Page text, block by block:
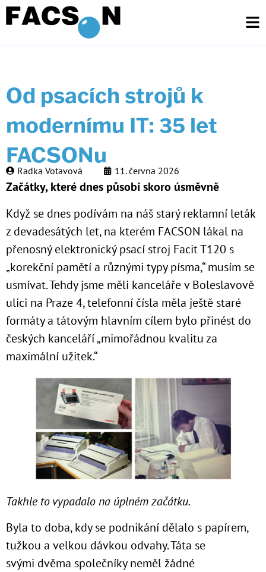
Od psacích strojů k
modernímu IT: 35 let
FACSONu
Radka Votavová 11. června 2026
Začátky, které dnes působí skoro úsměvně
Když se dnes podívám na náš starý reklamní leták
z devadesátých let, na kterém FACSON lákal na
přenosný elektronický psací stroj Facit T120 s
„korekční pamětí a různými typy písma,“ musím se
usmívat. Tehdy jsme měli kanceláře v Boleslavově
ulici na Praze 4, telefonní čísla měla ještě staré
formáty a tátovým hlavním cílem bylo přinést do
českých kanceláří „mimořádnou kvalitu za
maximální užitek.“
Takhle to vypadalo na úplném začátku.
Byla to doba, kdy se podnikání dělalo s papírem,
tužkou a velkou dávkou odvahy. Táta se
svými dvěma společníky neměl žádné